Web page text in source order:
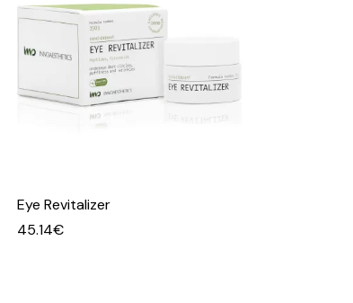
Eye Revitalizer
45.14€